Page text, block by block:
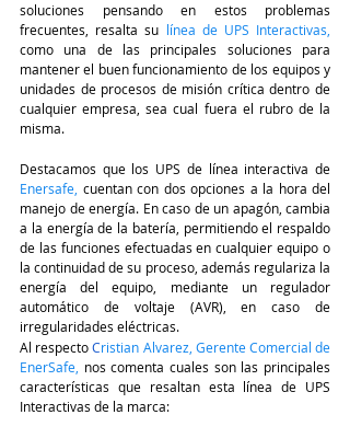
soluciones pensando en estos problemas
frecuentes, resalta su línea de UPS Interactivas,
como una de las principales soluciones para
mantener el buen funcionamiento de los equipos y
unidades de procesos de misión crítica dentro de
cualquier empresa, sea cual fuera el rubro de la
misma.
Enersafe cuentan con dos opciones a la hora del
manejo de energía. En caso de un apagón, cambia
a la energía de la batería, permitiendo el respaldo
de las funciones efectuadas en cualquier equipo o
la continuidad de su proceso, además regulariza la
energía del equipo, mediante un regulador
automático de voltaje (AVR), en caso de
irregularidades eléctricas.
Al respecto Cristian Alvarez, Gerente Comercial de
EnerSafe nos comenta cuales son las principales
características que resaltan esta línea de UPS
Interactivas de la marca: